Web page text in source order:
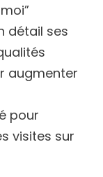
détail ses
augmenter
pour
visites sur